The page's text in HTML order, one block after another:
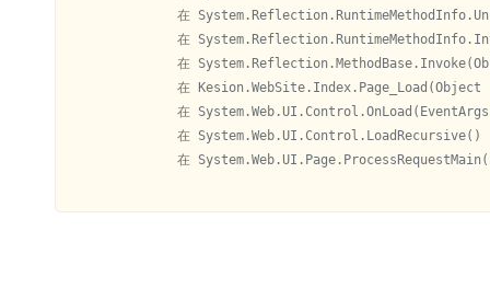
在
在
在
在 Kesion.WebSite.Index.Page_Load(Object
在
   在 System.Web.UI.Control.LoadRecursive()
在